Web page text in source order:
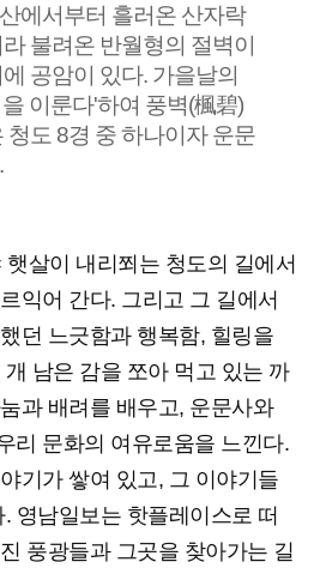
에서부터 흘러온 산자락
불려온 반월형의 절벽이
공암이 있다. 가을날의
이룬다'하여 풍벽(楓碧)
청도 8경 중 하나이자 운문
살이 내리쬐는 청도의 길에서
익어 간다. 그리고 그 길에서
던 느긋함과 행복함, 힐링을
남은 감을 쪼아 먹고 있는 까
과 배려를 배우고, 운문사와
리 문화의 여유로움을 느낀다.
기가 쌓여 있고, 그 이야기들
영남일보는 핫플레이스로 떠
풍광들과 그곳을 찾아가는 길